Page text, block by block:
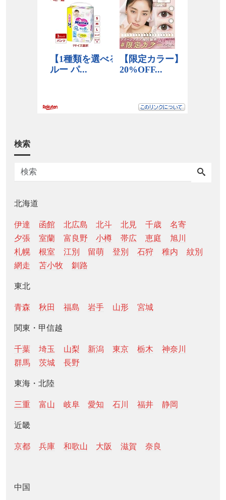
検索
北海道
伊達 函館 北広島 北斗 北見 千歳
名寄
夕張
室蘭 富良野 小樽 帯広 恵庭
旭川
札幌
根室 江別 留萌 登別 石狩 稚内
紋別
網走
苫小牧 釧路
東北
青森 秋田 福島 岩手 山形 宮城
関東・甲信越
千葉 埼玉 山梨 新潟 東京 栃木
神奈川
群馬
茨城 長野
東海・北陸
三重 富山 岐阜 愛知 石川 福井 静岡
近畿
京都 兵庫 和歌山 大阪 滋賀 奈良
中国